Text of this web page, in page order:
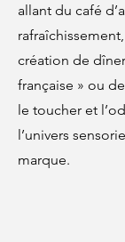
allant du café
création de
française » ou
le toucher et
l’univers
marque.